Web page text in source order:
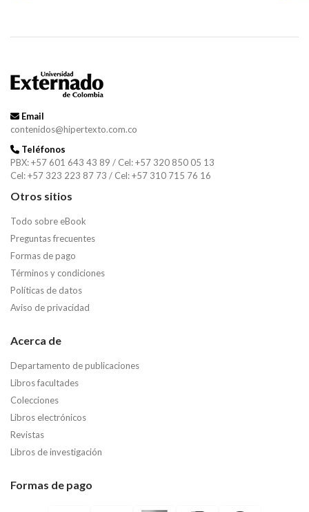
Email
contenidos@hipertexto.com.co
Teléfonos
PBX: +57 601 643 43 89 / Cel: +57 320 850 05 13
Cel: +57 323 223 87 73 / Cel: +57 310 715 76 16
Otros sitios
Todo sobre eBook
Preguntas frecuentes
Formas de pago
Términos y condiciones
Políticas de datos
Aviso de privacidad
Acerca de
Departamento de publicaciones
Libros facultades
Colecciones
Libros electrónicos
Revistas
Libros de investigación
Formas de pago